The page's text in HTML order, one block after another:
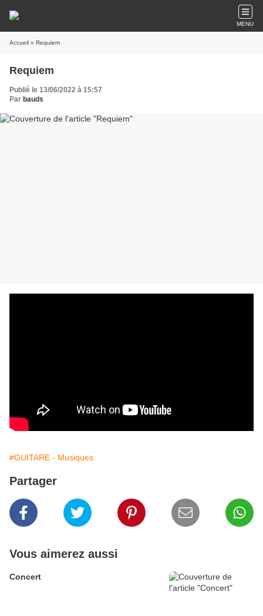
MENU
Accueil » Requiem
Requiem
Publié le 13/06/2022 à 15:57
Par bauds
#GUITARE - Musiques
Partager
Vous aimerez aussi
Concert